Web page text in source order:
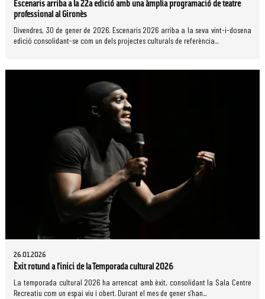
Escenaris arriba a la 22a edició amb una àmplia programació de teatre
professional al Gironès
Divendres, 30 de gener de 2026. Escenaris 2026 arriba a la seva vint-i-dosena
edició consolidant-se com un dels projectes culturals de referència...
26.01.2026
Èxit rotund a l'inici de la Temporada cultural 2026
La temporada cultural 2026 ha arrencat amb èxit, consolidant la Sala Centre
Recreatiu com un espai viu i obert. Durant el mes de gener s’han...